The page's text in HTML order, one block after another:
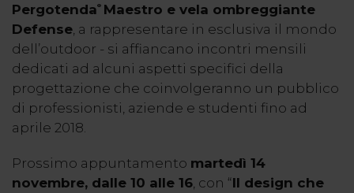
Pergotenda® Maestro e vela ombreggiante
Defense , a rappresentare in esclusiva il mondo
dell’outdoor - si affiancano incontri mensili
dedicati ad alcuni aspetti specifici della
progettazione che coinvolgeranno un pubblico
di professionisti, aziende e studenti fino ad
aprile 2018.
Prossimo appuntamento martedì 14
novembre, dalle 10 alle 16 , con “Il design che